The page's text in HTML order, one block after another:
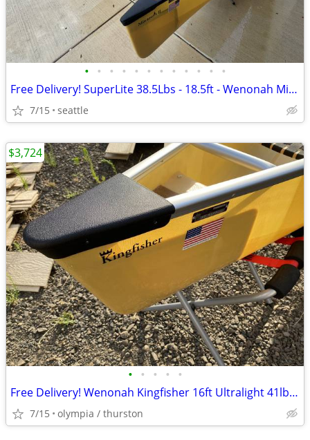
• • • • • • • • • • • •
Free Delivery! SuperLite 38.5Lbs - 18.5ft - Wenonah Minnesota 2 Canoe
7/15 seattle
• • • • •
Free Delivery! Wenonah Kingfisher 16ft Ultralight 41lb Canoe
7/15 olympia / thurston
$3,724